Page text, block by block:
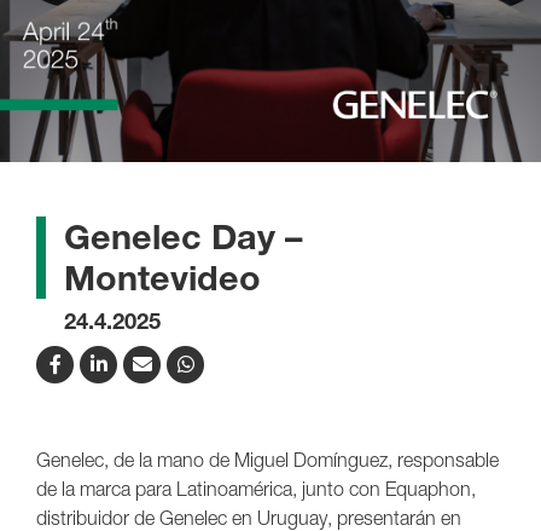
Genelec Day –
Montevideo
24.4.2025
Genelec, de la mano de Miguel Domínguez, responsable
de la marca para Latinoamérica, junto con Equaphon,
distribuidor de Genelec en Uruguay, presentarán en